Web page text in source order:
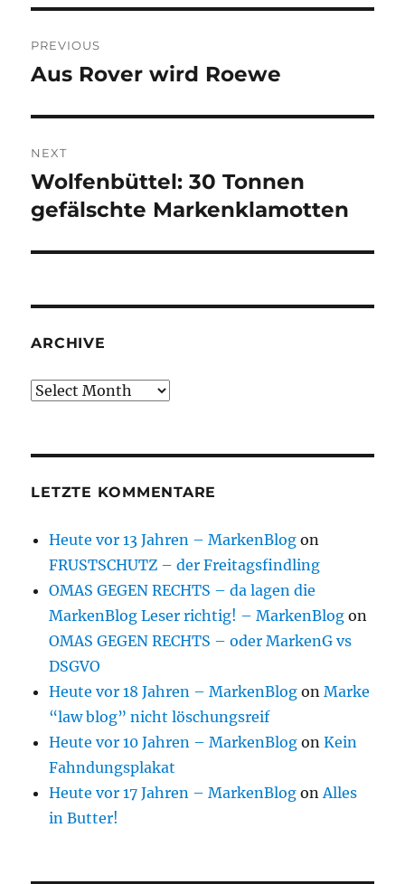
navigation
PREVIOUS
Previous
Aus Rover wird Roewe
NEXT
Next
post:
Wolfenbüttel: 30 Tonnen
gefälschte Markenklamotten
ARCHIVE
Archive
LETZTE KOMMENTARE
Heute vor 13 Jahren – MarkenBlog on
FRUSTSCHUTZ – der Freitagsfindling
OMAS GEGEN RECHTS – da lagen die
MarkenBlog Leser richtig! – MarkenBlog on
OMAS GEGEN RECHTS – oder MarkenG vs
DSGVO
Heute vor 18 Jahren – MarkenBlog onMarke
“law blog” nicht löschungsreif
Heute vor 10 Jahren – MarkenBlog onKein
Fahndungsplakat
Heute vor 17 Jahren – MarkenBlog onAlles
in Butter!